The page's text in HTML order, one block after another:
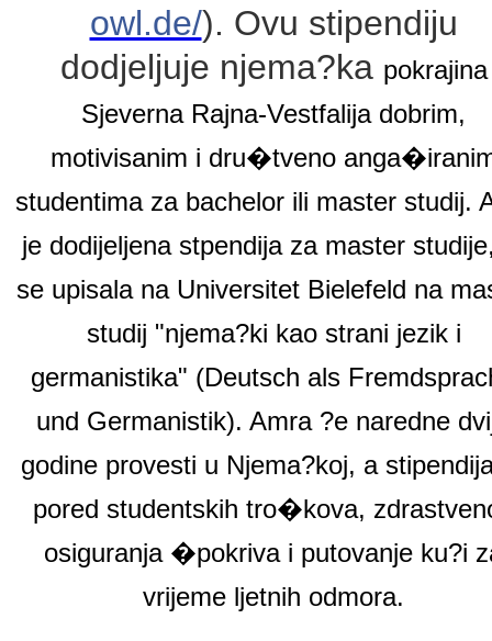
owl.de/). Ovu stipendiju
dodjeljuje njema?ka pokrajina
Sjeverna Rajna-Vestfalija dobrim,
motivisanim i dru�tveno
studentima za bachelor ili master studij.
je dodijeljenastpendija za master
se upisala na Universitet Bielefeld na
studij "njema?ki kao strani jezik i
germanistika" (Deutsch als
und Germanistik). Amra ?e naredne
godine provesti u Njema?koj, a
pored studentskih tro�kova,
osiguranja �pokriva i putovanje ku?i
vrijeme ljetnih odmora.